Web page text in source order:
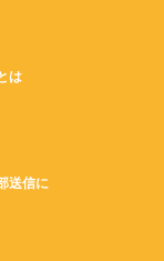
は
送信に